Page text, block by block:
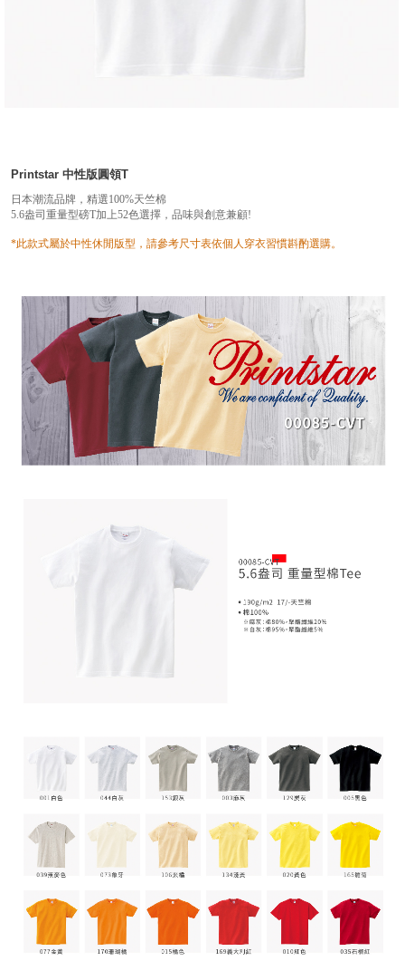
Printstar 中性版圓領T
日本潮流品牌，精選100%天竺棉
5.6盎司重量型磅T加上52色選擇，品味與創意兼顧!
*此款式屬於中性休閒版型，請參考尺寸表依個人穿衣習慣斟酌選購。